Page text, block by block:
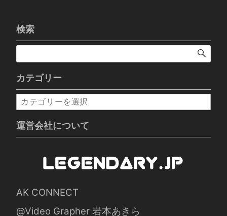
検索
カテゴリー
カ
テ
ゴ
リ
運営会社について
AK CONNECT
@Video Grapher 岩本あきら